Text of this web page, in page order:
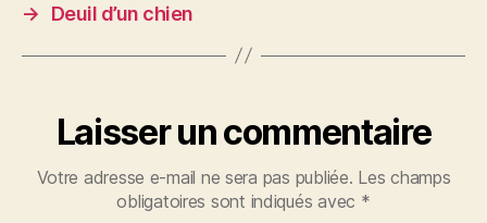
→
Deuil d’un chien
Laisser un commentaire
Votre adresse e-mail ne sera pas publiée. Les champs
obligatoires sont indiqués avec *